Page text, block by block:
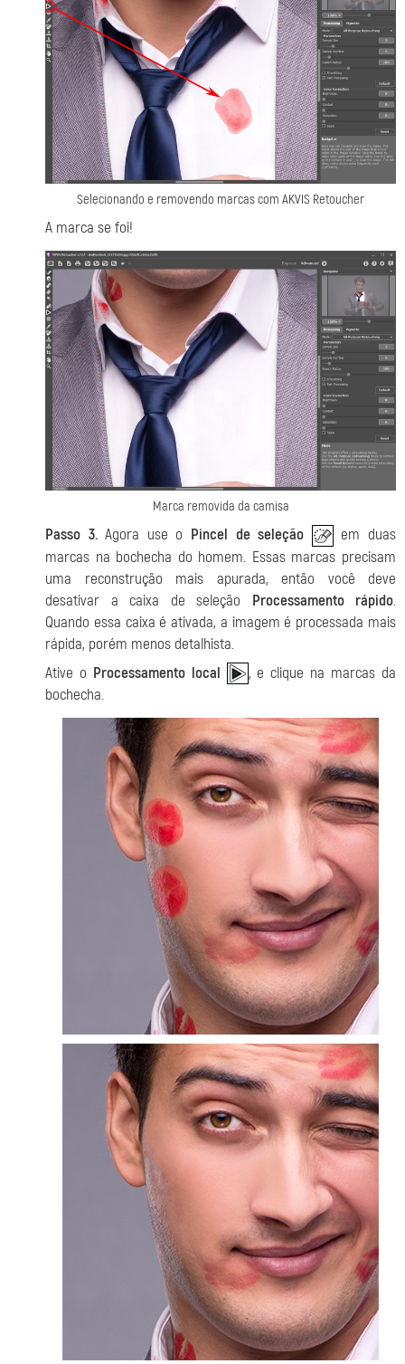
Selecionando e removendo marcas com AKVIS Retoucher
A marca se foi!
Marca removida da camisa
Passo 3.Agora use o Pincel de seleção
em duas
marcas na bochecha do homem. Essas marcas precisam
uma reconstrução mais apurada, então você deve
desativar a caixa de seleção Processamento rápido.
Quando essa caixa é ativada, a imagem é processada mais
rápida, porém menos detalhista.
Ative o Processamento local
, e clique na marcas da
bochecha.